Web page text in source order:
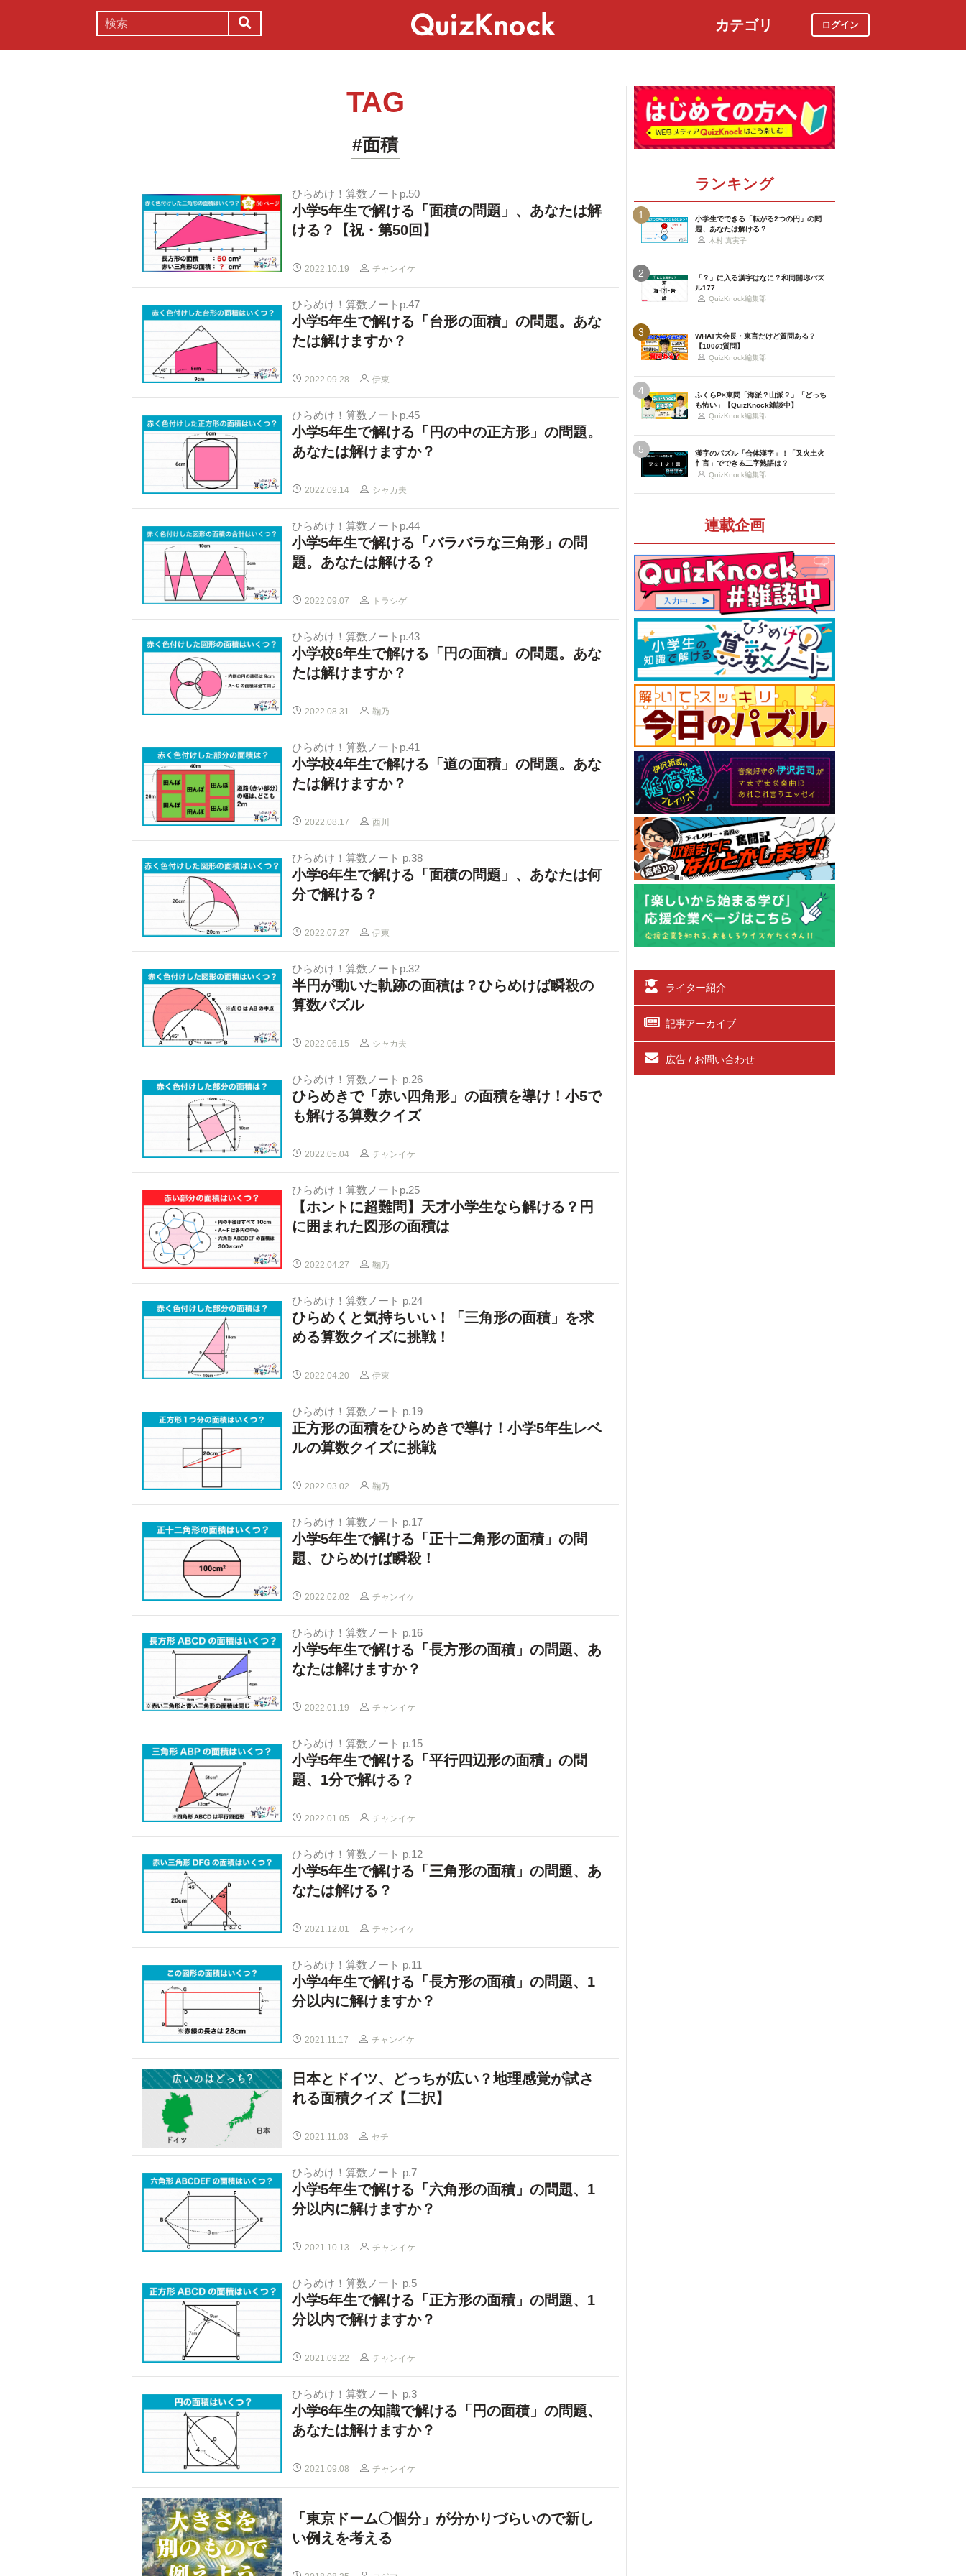
カテゴリ ログイン
TAG
#面積
ひらめけ！算数ノートp.50
小学5年生で解ける「面積の問題」、あなたは解
ける？【祝・第50回】
2022.10.19 チャンイケ
ひらめけ！算数ノートp.47
小学5年生で解ける「台形の面積」の問題。あな
たは解けますか？
2022.09.28 伊東
ひらめけ！算数ノートp.45
小学5年生で解ける「円の中の正方形」の問題。
あなたは解けますか？
2022.09.14 シャカ夫
ひらめけ！算数ノートp.44
小学5年生で解ける「バラバラな三角形」の問
題。あなたは解ける？
2022.09.07 トラシゲ
ひらめけ！算数ノートp.43
小学校6年生で解ける「円の面積」の問題。あな
たは解けますか？
2022.08.31 鞠乃
ひらめけ！算数ノートp.41
小学校4年生で解ける「道の面積」の問題。あな
たは解けますか？
2022.08.17 西川
ひらめけ！算数ノート p.38
小学6年生で解ける「面積の問題」、あなたは何
分で解ける？
2022.07.27 伊東
ひらめけ！算数ノートp.32
半円が動いた軌跡の面積は？ひらめけば瞬殺の
算数パズル
2022.06.15 シャカ夫
ひらめけ！算数ノート p.26
ひらめきで「赤い四角形」の面積を導け！小5で
も解ける算数クイズ
2022.05.04 チャンイケ
ひらめけ！算数ノートp.25
【ホントに超難問】天才小学生なら解ける？円
に囲まれた図形の面積は
2022.04.27 鞠乃
ひらめけ！算数ノート p.24
ひらめくと気持ちいい！「三角形の面積」を求
める算数クイズに挑戦！
2022.04.20 伊東
ひらめけ！算数ノート p.19
正方形の面積をひらめきで導け！小学5年生レベ
ルの算数クイズに挑戦
2022.03.02 鞠乃
ひらめけ！算数ノート p.17
小学5年生で解ける「正十二角形の面積」の問
題、ひらめけば瞬殺！
2022.02.02 チャンイケ
ひらめけ！算数ノート p.16
小学5年生で解ける「長方形の面積」の問題、あ
なたは解けますか？
2022.01.19 チャンイケ
ひらめけ！算数ノート p.15
小学5年生で解ける「平行四辺形の面積」の問
題、1分で解ける？
2022.01.05 チャンイケ
ひらめけ！算数ノート p.12
小学5年生で解ける「三角形の面積」の問題、あ
なたは解ける？
2021.12.01 チャンイケ
ひらめけ！算数ノート p.11
小学4年生で解ける「長方形の面積」の問題、1
分以内に解けますか？
2021.11.17 チャンイケ
日本とドイツ、どっちが広い？地理感覚が試さ
れる面積クイズ【二択】
2021.11.03 セチ
ひらめけ！算数ノート p.7
小学5年生で解ける「六角形の面積」の問題、1
分以内に解けますか？
2021.10.13 チャンイケ
ひらめけ！算数ノート p.5
小学5年生で解ける「正方形の面積」の問題、1
分以内で解けますか？
2021.09.22 チャンイケ
ひらめけ！算数ノート p.3
小学6年生の知識で解ける「円の面積」の問題、
あなたは解けますか？
2021.09.08 チャンイケ
「東京ドーム〇個分」が分かりづらいので新し
い例えを考える
ランキング
1
小学生でできる「転がる2つの円」の問
題、あなたは解ける？
木村 真実子
2
「？」に入る漢字はなに？和同開珎パズ
ル177
QuizKnock編集部
3
WHAT大会長・東言だけど質問ある？
【100の質問】
QuizKnock編集部
4
ふくらP×東問「海派？山派？」「どっち
も怖い」【QuizKnock雑談中】
QuizKnock編集部
5
漢字のパズル「合体漢字」！「又火土火
忄言」でできる二字熟語は？
QuizKnock編集部
連載企画
ライター紹介
記事アーカイブ
広告 / お問い合わせ